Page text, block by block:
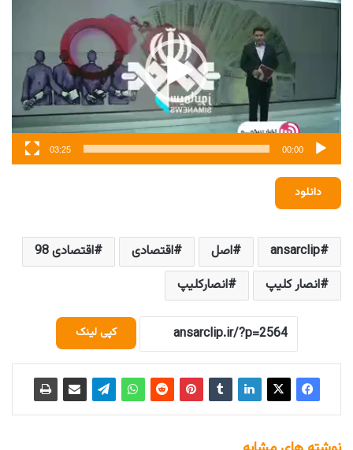
00:00
03:25
دانلود
ansarclip اصل اقتصادی
اقتصادی 98
انصار کلیپ
انصارکلیپ
کپی لینک